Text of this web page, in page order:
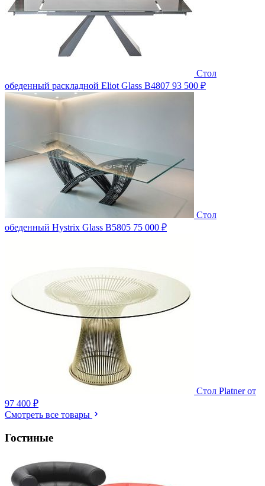
Стол
обеденный раскладной Eliot Glass B4807 93 500 ₽
Стол
обеденный Hystrix Glass B5805 75 000 ₽
Стол Platner от
97 400 ₽
Смотреть все товары
Гостиные